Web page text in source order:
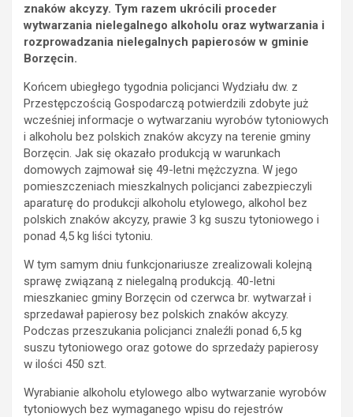
znaków akcyzy. Tym razem ukrócili proceder
wytwarzania nielegalnego alkoholu oraz wytwarzania i
rozprowadzania nielegalnych papierosów w gminie
Borzęcin.
Końcem ubiegłego tygodnia policjanci Wydziału dw. z
Przestępczością Gospodarczą potwierdzili zdobyte już
wcześniej informacje o wytwarzaniu wyrobów tytoniowych
i alkoholu bez polskich znaków akcyzy na terenie gminy
Borzęcin. Jak się okazało produkcją w warunkach
domowych zajmował się 49-letni mężczyzna. W jego
pomieszczeniach mieszkalnych policjanci zabezpieczyli
aparaturę do produkcji alkoholu etylowego, alkohol bez
polskich znaków akcyzy, prawie 3 kg suszu tytoniowego i
ponad 4,5 kg liści tytoniu.
W tym samym dniu funkcjonariusze zrealizowali kolejną
sprawę związaną z nielegalną produkcją. 40-letni
mieszkaniec gminy Borzęcin od czerwca br. wytwarzał i
sprzedawał papierosy bez polskich znaków akcyzy.
Podczas przeszukania policjanci znaleźli ponad 6,5 kg
suszu tytoniowego oraz gotowe do sprzedaży papierosy
w ilości 450 szt.
Wyrabianie alkoholu etylowego albo wytwarzanie wyrobów
tytoniowych bez wymaganego wpisu do rejestrów